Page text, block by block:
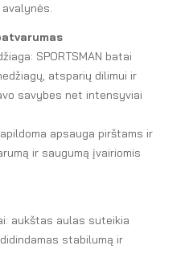
SPORTSMAN batai
atsparių dilimui ir
savybes net intensyviai
apsauga pirštams ir
ir saugumą įvairiomis
aukštas aulas suteikia
stabilumą ir